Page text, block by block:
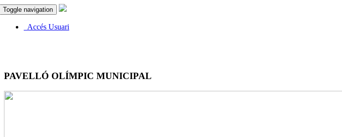
Toggle navigation
Accés Usuari
PAVELLÓ OLÍMPIC MUNICIPAL